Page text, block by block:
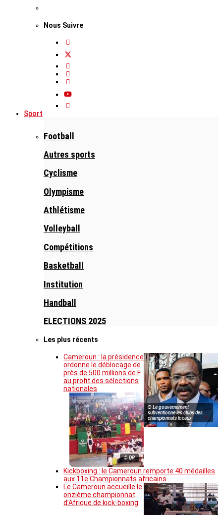
Nous Suivre
Sport
Football
Autres sports
Cyclisme
Olympisme
Athlétisme
Volleyball
Compétitions
Basketball
Institution
Handball
ELECTIONS 2025
Les plus récents
© Le gouvernement
subventionne les clubs des
championnats locaux
Cameroun : la présidence
ordonne le déblocage de
près de 500 millions de F
au profit des sélections
nationales
© DR
Kickboxing : le Cameroun remporte 40 médailles
aux 11e Championnats africains
Le Cameroun accueille le
onzième championnat
d’Afrique de kick-boxing